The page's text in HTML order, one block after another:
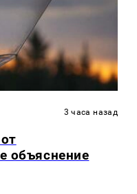
3 часа назад
объяснение